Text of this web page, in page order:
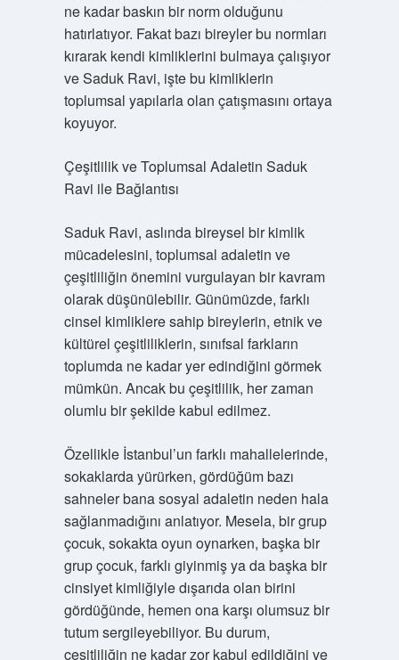
ne kadar baskın bir norm olduğunu
hatırlatıyor. Fakat bazı bireyler bu normları
kırarak kendi kimliklerini bulmaya çalışıyor
ve Saduk Ravi, işte bu kimliklerin
toplumsal yapılarla olan çatışmasını ortaya
koyuyor.
Çeşitlilik ve Toplumsal Adaletin Saduk
Ravi ile Bağlantısı
Saduk Ravi, aslında bireysel bir kimlik
mücadelesini, toplumsal adaletin ve
çeşitliliğin önemini vurgulayan bir kavram
olarak düşünülebilir. Günümüzde, farklı
cinsel kimliklere sahip bireylerin, etnik ve
kültürel çeşitliliklerin, sınıfsal farkların
toplumda ne kadar yer edindiğini görmek
mümkün. Ancak bu çeşitlilik, her zaman
olumlu bir şekilde kabul edilmez.
Özellikle İstanbul’un farklı mahallelerinde,
sokaklarda yürürken, gördüğüm bazı
sahneler bana sosyal adaletin neden hala
sağlanmadığını anlatıyor. Mesela, bir grup
çocuk, sokakta oyun oynarken, başka bir
grup çocuk, farklı giyinmiş ya da başka bir
cinsiyet kimliğiyle dışarıda olan birini
gördüğünde, hemen ona karşı olumsuz bir
tutum sergileyebiliyor. Bu durum,
çeşitliliğin ne kadar zor kabul edildiğini ve